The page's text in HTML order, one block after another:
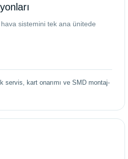
sistemini tek ana ünitede
servis, kart onarımı ve SMD montaj-